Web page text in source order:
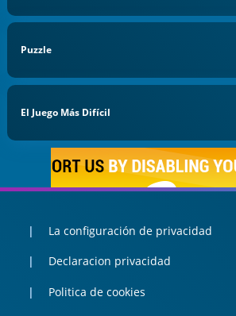
Puzzle
El Juego Más Difícil
La configuración de privacidad
Declaracion privacidad
Politica de cookies